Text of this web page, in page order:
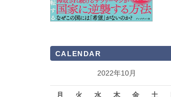
CALENDAR
2022年10月
月 火 水 木 金 土